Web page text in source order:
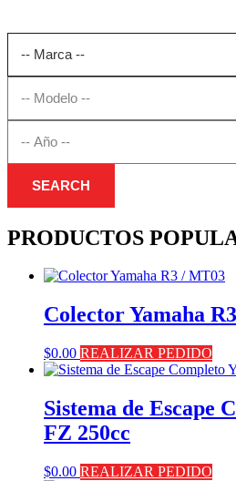
SEARCH
PRODUCTOS
Colector Yamaha
$0.00 REALIZAR PEDIDO
Sistema de Escape
FZ 250cc
$0.00 REALIZAR PEDIDO